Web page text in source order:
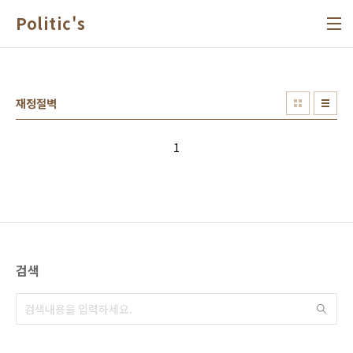
Politic's
재정절벽
1
검색